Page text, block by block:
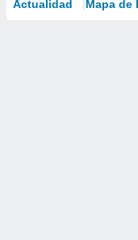
Actualidad Mapa de